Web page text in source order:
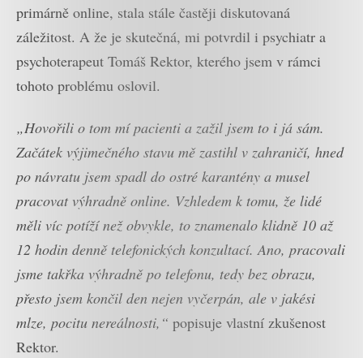
primárně online, stala stále častěji diskutovaná
záležitost. A že je skutečná, mi potvrdil i psychiatr a
psychoterapeut Tomáš Rektor, kterého jsem v rámci
tohoto problému oslovil.
„Hovořili o tom mí pacienti a zažil jsem to i já sám.
Začátek výjimečného stavu mě zastihl v zahraničí, hned
po návratu jsem spadl do ostré karantény a musel
pracovat výhradně online. Vzhledem k tomu, že lidé
měli víc potíží než obvykle, to znamenalo klidně 10 až
12 hodin denně telefonických konzultací. Ano, pracovali
jsme takřka výhradně po telefonu, tedy bez obrazu,
přesto jsem končil den nejen vyčerpán, ale v jakési
mlze, pocitu nereálnosti,“ popisuje vlastní zkušenost
Rektor.